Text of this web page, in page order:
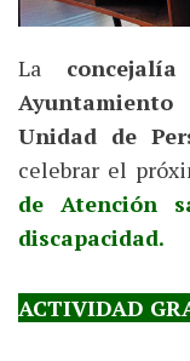
La
Ayuntamiento
Unidad de
celebrar el
de Atención
discapacidad.
ACTIVIDAD